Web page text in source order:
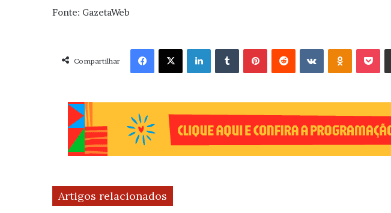
Fonte: GazetaWeb
Compartilhar
Facebook X Linkedin VK OK
Artigos relacionados